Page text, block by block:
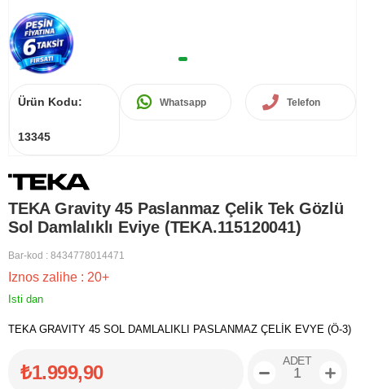
Ürün Kodu:
13345
Whatsapp Telefon
TEKA Gravity 45 Paslanmaz Çelik Tek Gözlü
Sol Damlalıklı Eviye (TEKA.115120041)
Bar-kod : 8434778014471
Iznos zalihe : 20+
Isti dan
TEKA GRAVITY 45 SOL DAMLALIKLI PASLANMAZ ÇELİK EVYE (Ö-3)
₺1.999,90
ADET